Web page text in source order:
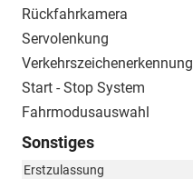
Rückfahrkamera
Servolenkung
Verkehrszeichenerkennung
Start - Stop System
Fahrmodusauswahl
Sonstiges
Erstzulassung